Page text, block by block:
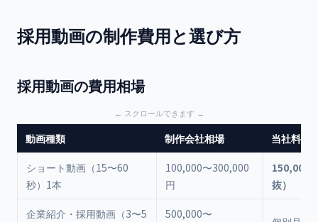
採用動画の制作費用と選び方
採用動画の費用相場
動画種類 制作会社相場 当社料金
ショート動画（15〜60
秒）1本
100,000〜300,000
円
150,000
抜）
企業紹介・採用動画（3〜5
500,000〜